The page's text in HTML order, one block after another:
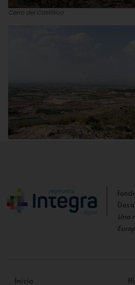
Cerro del Castillico
Una
Inicio